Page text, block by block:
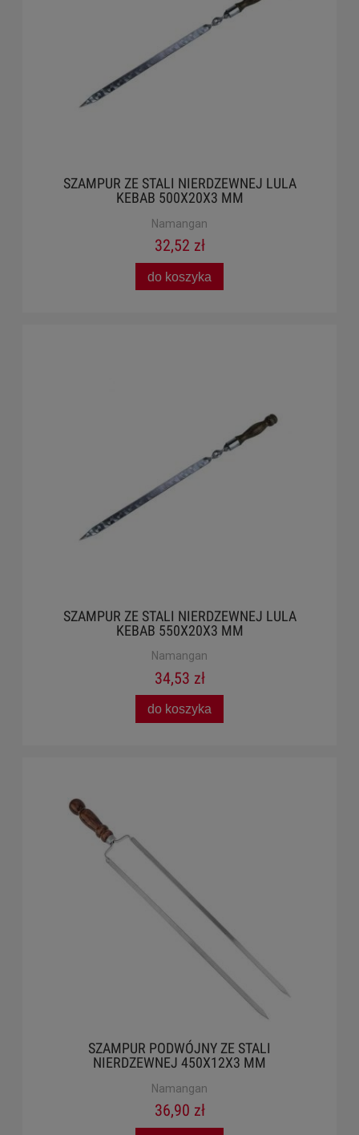
SZAMPUR ZE STALI NIERDZEWNEJ LULA
KEBAB 500X20X3 MM
Namangan
32,52 zł
do koszyka
SZAMPUR ZE STALI NIERDZEWNEJ LULA
KEBAB 550X20X3 MM
Namangan
34,53 zł
do koszyka
SZAMPUR PODWÓJNY ZE STALI
NIERDZEWNEJ 450X12X3 MM
Namangan
36,90 zł